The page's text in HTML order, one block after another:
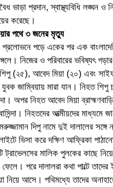
ভাড়া প্রদান, স্বাস্থ্যবিধি লঙ্ঘন ও
করেছে।
পথে ৩ জনের মৃত্যু
প্রলোভনে পড়ে একের পর এক
নিজের ও পরিবারের ভবিষ্যৎ
(২৫), আবেদ মিয়া (২০) এবং
যুবক জাম্বিয়ায় মারা যান। নিহত
অপর নিহত আবেদ মিয়া
নিহতদের আত্মীয়দের মাধ্যমে
দিপু নামে দুই দালালের
ভিসা করে দক্ষিণ আফ্রিকা
ট্রাভেলসের মালিক পুলকের কাছে
ফেলে। পরে দালালরা কথা পাল্টে
নিয়ে আসে। পথিমধ্যে তাদের